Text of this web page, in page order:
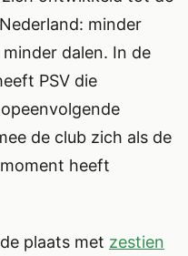
minder
dalen. In de
PSV die
de club zich als de
heeft
plaats met zestien